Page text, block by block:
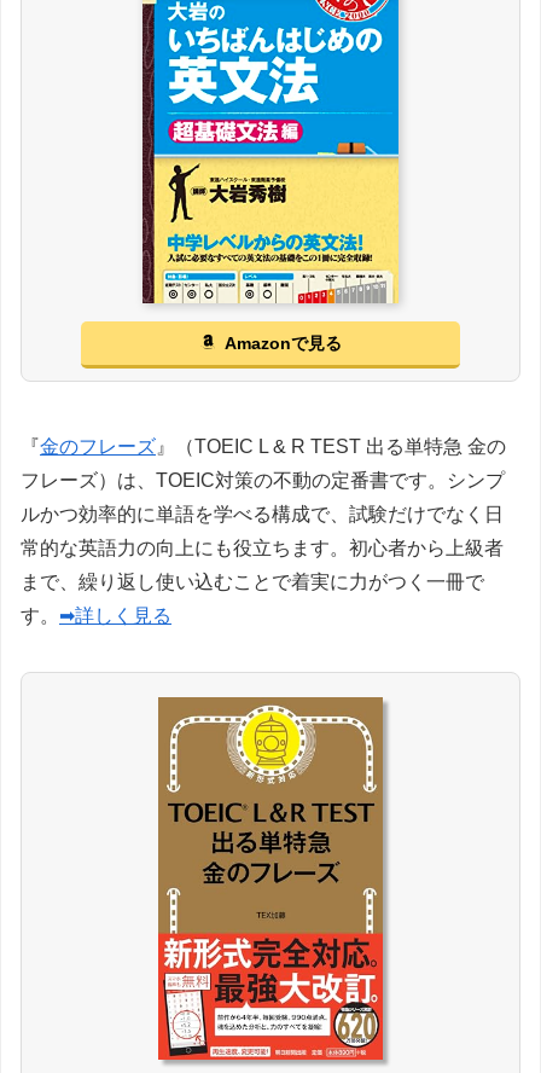
Amazonで見る
『 金のフレーズ』（TOEIC L & R TEST 出る単特急 金の
フレーズ）は、TOEIC対策の不動の定番書です。シンプ
ルかつ効率的に単語を学べる構成で、試験だけでなく日
常的な英語力の向上にも役立ちます。初心者から上級者
まで、繰り返し使い込むことで着実に力がつく一冊で
す。 ➡詳しく見る